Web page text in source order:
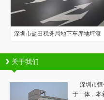
深圳市盐田税务局地下车库地坪漆
关于我们
深圳市恒
于一体，本